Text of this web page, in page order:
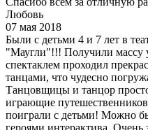
Любовь
07 мая 2018
Были с детьми 4 и 7 лет в
"Маугли"!!! Получили массу
спектаклем проходил
танцами, что чудесно
Танцовщицы и танцор
играющие
поиграли с детьми! Можно
героями интерактива. Очень